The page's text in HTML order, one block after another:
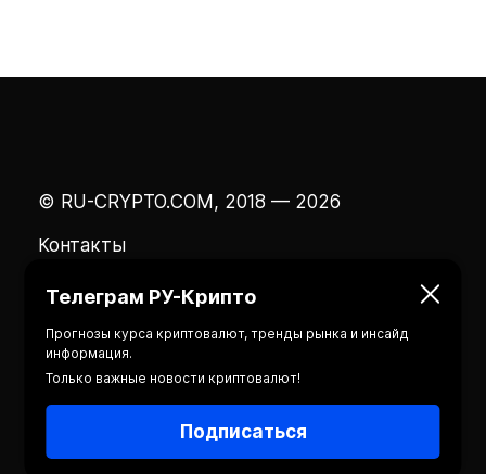
© RU-CRYPTO.COM, 2018 — 2026
Контакты
Телеграм РУ-Крипто
Прогнозы курса криптовалют, тренды рынка и инсайд
информация.
Только важные новости криптовалют!
Подписаться